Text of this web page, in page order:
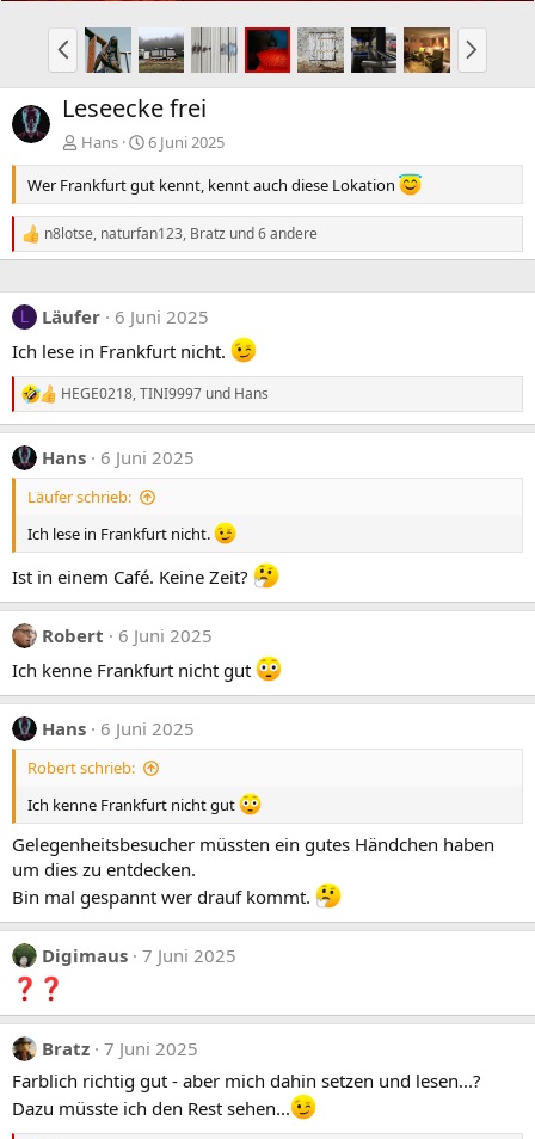
V
o
r
h
e
r
i
g
e
N
ä
c
t
Leseecke frei
Hans 6 Juni 2025
Wer Frankfurt gut kennt, kennt auch diese Lokation
R
e
k
t
o
n
e
n
:
n8lotse, naturfan123, Bratz und 6 andere
L Läufer
6 Juni 2025
Ich lese in Frankfurt nicht.
R
e
a
k
t
n
e
n
HEGE0218,TINI9997 und Hans
Hans 6 Juni 2025
Läufer schrieb:
Ich lese in Frankfurt nicht.
Ist in einem Café. Keine Zeit?
Robert
6 Juni 2025
Ich kenne Frankfurt nicht gut
Hans 6 Juni 2025
Robert schrieb:
Ich kenne Frankfurt nicht gut
Gelegenheitsbesucher müssten ein gutes Händchen haben
um dies zu entdecken.
Bin mal gespannt wer drauf kommt.
Digimaus 7 Juni 2025
Bratz 7 Juni 2025
Farblich richtig gut - aber mich dahin setzen und lesen...?
Dazu müsste ich den Rest sehen...